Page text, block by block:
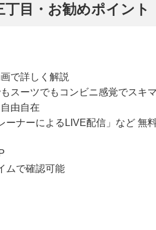
目・お勧めポイント
で詳しく解説
スーツでもコンビニ感覚でスキ
由自在
ーナーによるLIVE配信」など 無
ムで確認可能